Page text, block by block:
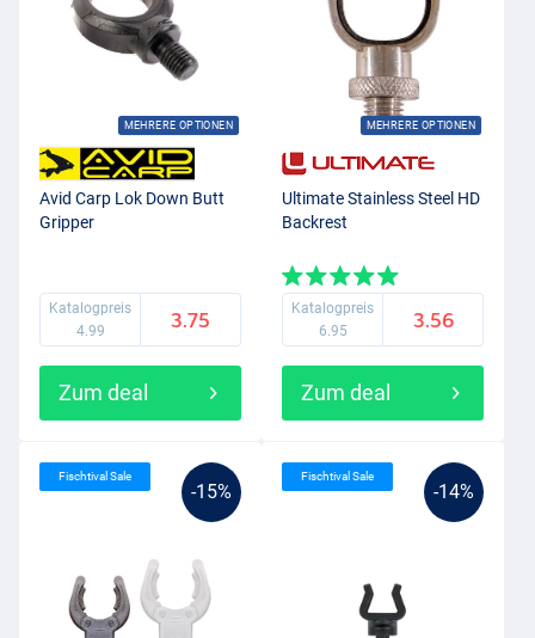
MEHRERE OPTIONEN
Avid Carp Lok Down Butt
Gripper
Katalogpreis
4.99
3.75
Zum deal
MEHRERE OPTIONEN
Ultimate Stainless Steel HD
Backrest
Katalogpreis
6.95
3.56
Zum deal
-15%
Fischtival Sale
-14%
Fischtival Sale